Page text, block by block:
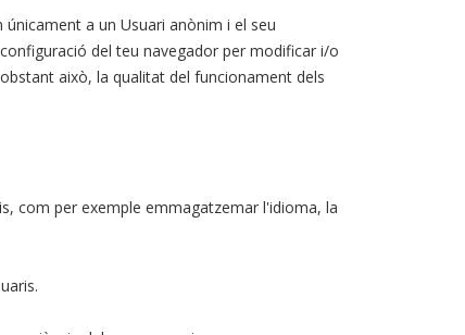
a un Usuari anònim i el seu
del teu navegador per modificar i/o
això, la qualitat del funcionament dels
com per exemple emmagatzemar l'idioma, la